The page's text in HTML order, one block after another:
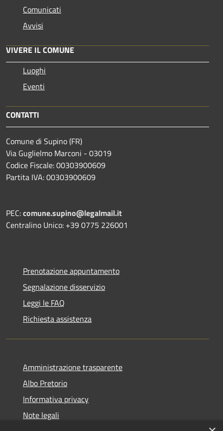
Comunicati
Avvisi
VIVERE IL COMUNE
Luoghi
Eventi
CONTATTI
Comune di Supino (FR)
Via Guglielmo Marconi - 03019
Codice Fiscale: 00303900609
Partita IVA: 00303900609
PEC:comune.supino@legalmail.it
Centralino Unico: +39 0775 226001
Prenotazione appuntamento
Segnalazione disservizio
Leggi le FAQ
Richiesta assistenza
Amministrazione trasparente
Albo Pretorio
Informativa privacy
Note legali